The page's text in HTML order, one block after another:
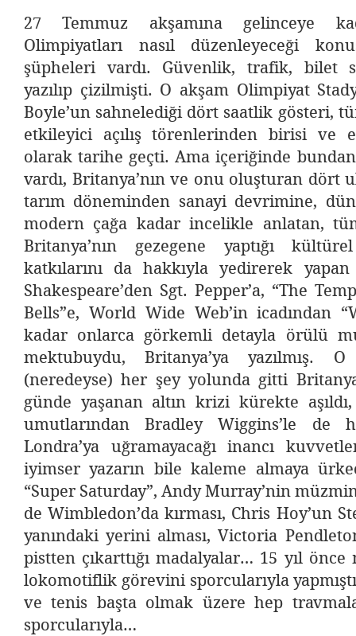
27 Temmuz akşamına gelinceye
Olimpiyatları nasıl düzenleyeceği
şüpheleri vardı. Güvenlik, trafik, bilet
yazılıp çizilmişti. O akşam Olimpiyat
Boyle’un sahnelediği dört saatlik gösteri,
etkileyici açılış törenlerinden birisi ve
olarak tarihe geçti. Ama içeriğinde
vardı, Britanya’nın ve onu oluşturan dört
tarım döneminden sanayi devrimine,
modern çağa kadar incelikle anlatan,
Britanya’nın gezegene yaptığı
katkılarını da hakkıyla yedirerek
Shakespeare’den Sgt. Pepper’a, “The
Bells”e, World Wide Web’in icadından
kadar onlarca görkemli detayla örülü
mektubuydu, Britanya’ya yazılmış.
(neredeyse) her şey yolunda gitti
günde yaşanan altın krizi kürekte
umutlarından Bradley Wiggins’le de
Londra’ya uğramayacağı inancı
iyimser yazarın bile kaleme almaya
“Super Saturday”, Andy Murray’nin
de Wimbledon’da kırması, Chris Hoy’un
yanındaki yerini alması, Victoria
pistten çıkarttığı madalyalar… 15 yıl
lokomotiflik görevini sporcularıyla
ve tenis başta olmak üzere hep
sporcularıyla…